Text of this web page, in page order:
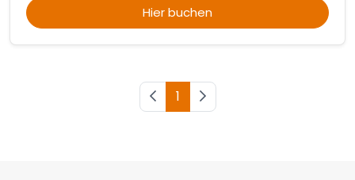
Hier buchen
Vorherige Seite
1 Nächste Seite